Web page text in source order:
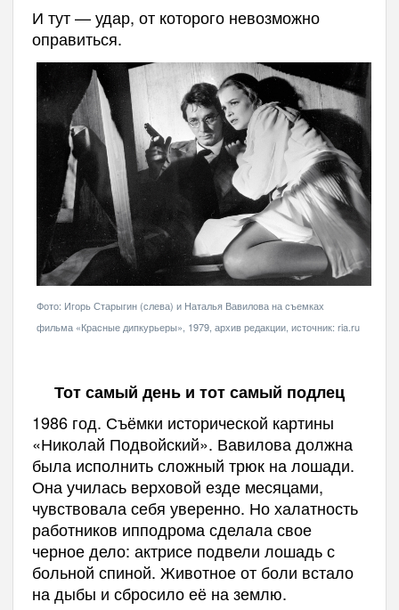
И тут — удар, от которого невозможно
оправиться.
Фото: Игорь Старыгин (слева) и Наталья Вавилова на съемках
фильма «Красные дипкурьеры», 1979, архив редакции, источник: ria.ru
Тот самый день и тот самый подлец
1986 год. Съёмки исторической картины
«Николай Подвойский». Вавилова должна
была исполнить сложный трюк на лошади.
Она училась верховой езде месяцами,
чувствовала себя уверенно. Но халатность
работников ипподрома сделала свое
черное дело: актрисе подвели лошадь с
больной спиной. Животное от боли встало
на дыбы и сбросило её на землю.